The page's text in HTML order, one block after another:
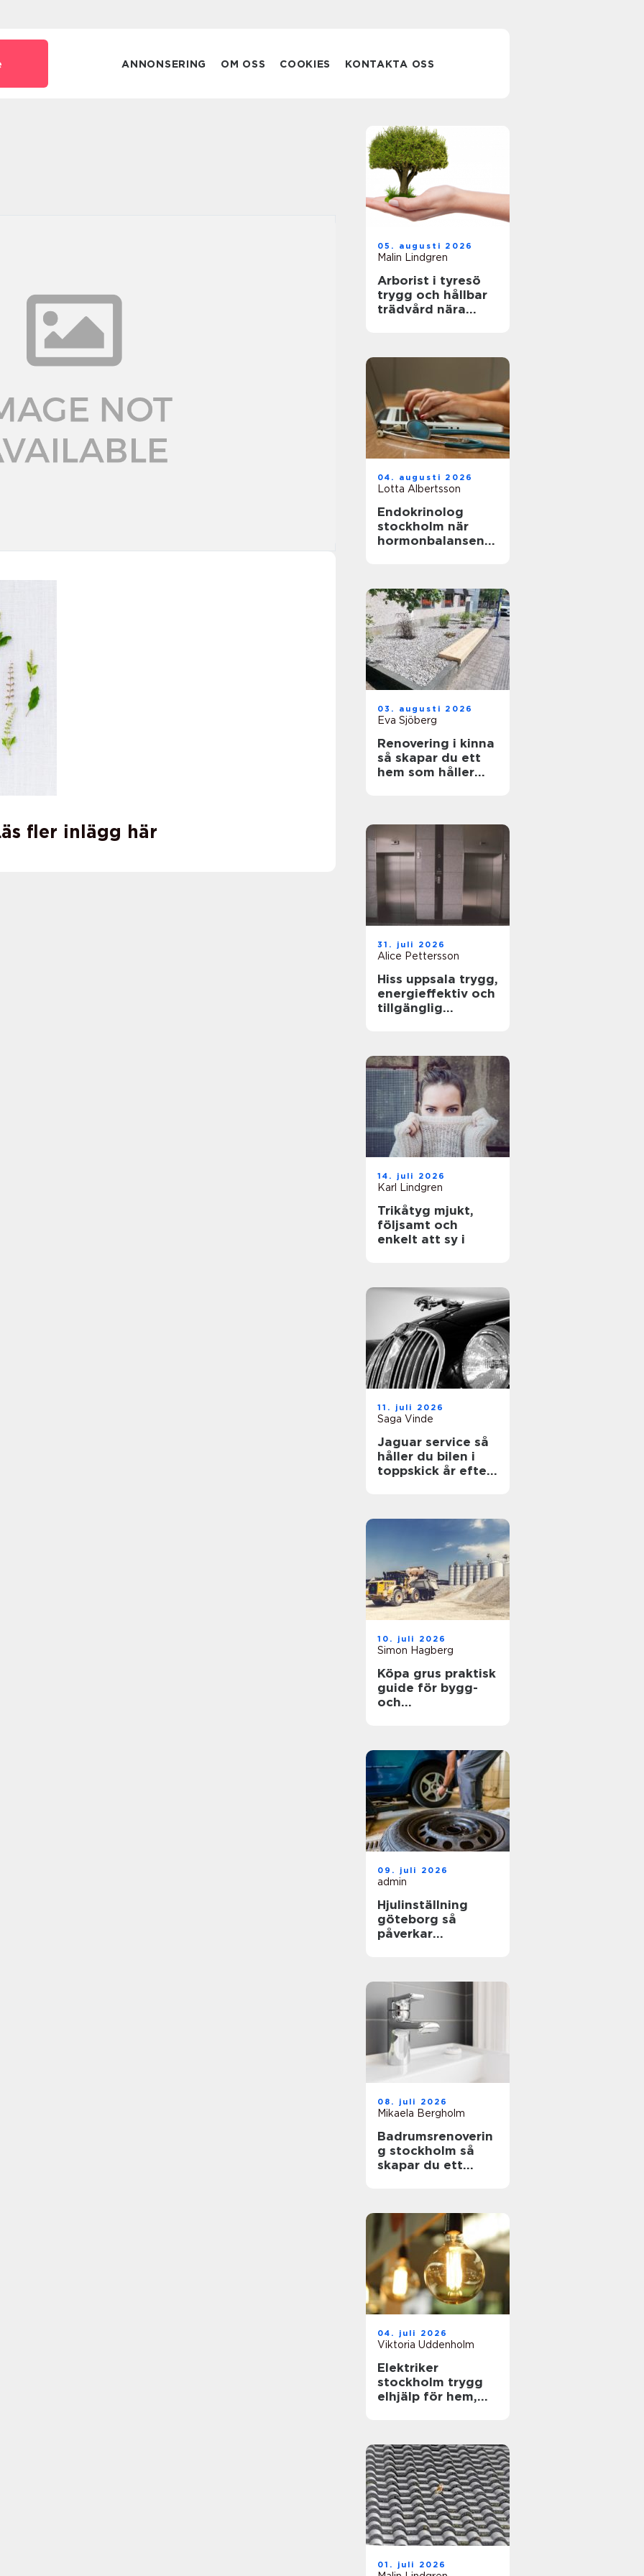
ANNONSERING OM OSS COOKIES KONTAKTA OSS
fler inlägg här
05. augusti 2026
Malin Lindgren
Arborist i tyresö
trygg och hållbar
trädvård nära
04. augusti 2026
Lotta Albertsson
Endokrinolog
stockholm när
hormonbalansen
03. augusti 2026
Eva Sjöberg
Renovering i kinna
så skapar du ett
hem som håller
31. juli 2026
Alice Pettersson
Hiss uppsala trygg,
energieffektiv och
tillgänglig
14. juli 2026
Karl Lindgren
Trikåtyg mjukt,
följsamt och
enkelt att sy i
11. juli 2026
Saga Vinde
Jaguar service så
håller du bilen i
toppskick år efter
10. juli 2026
Simon Hagberg
Köpa grus praktisk
guide för bygg-
och
09. juli 2026
admin
Hjulinställning
göteborg så
påverkar
08. juli 2026
Mikaela Bergholm
Badrumsrenoverin
g stockholm så
skapar du ett
04. juli 2026
Viktoria Uddenholm
Elektriker
stockholm trygg
elhjälp för hem,
01. juli 2026